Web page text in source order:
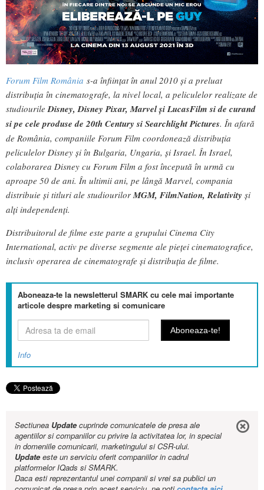
Forum Film România s-a înfiinţat în anul 2010 şi a preluat
distribuţia în cinematografe, la nivel local, a peliculelor realizate de
studiourile Disney, Disney Pixar, Marvel și LucasFilm si de curand
si pe cele produse de 20th Century si Searchlight Pictures. În afară
de România, companiile Forum Film coordonează distribuţia
peliculelor Disney şi în Bulgaria, Ungaria, şi Israel. În Israel,
colaborarea Disney cu Forum Film a fost începută în urmă cu
aproape 50 de ani. În ultimii ani, pe lângă Marvel, compania
distribuie şi titluri ale studiourilor MGM, FilmNation, Relativity şi
alţi independenţi.
Distribuitorul de filme este parte a grupului Cinema City
International, activ pe diverse segmente ale pieţei cinematografice,
inclusiv operarea de cinematografe şi distribuţia de filme.
Aboneaza-te la newsletterul SMARK cu cele mai importante
articole despre marketing si comunicare
Info
Sectiunea Updatecuprinde comunicatele de presa ale
agentiilor si companiilor cu privire la activitatea lor, in special
in domeniile comunicarii, marketingului si CSR-ului.
Updateeste un serviciu oferit companiilor in cadrul
platformelor IQads si SMARK.
Daca esti reprezentantul unei companii si vrei sa publici un